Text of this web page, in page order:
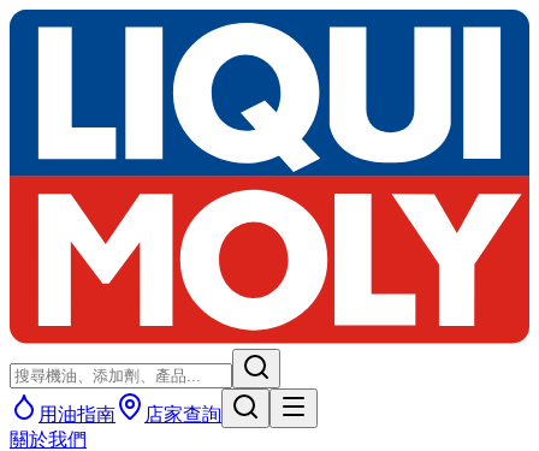
用油指南
店家查詢
關於我們